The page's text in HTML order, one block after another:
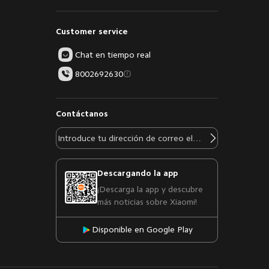
Customer service
Chat en tiempo real
8002692630
Contáctanos
Descargando la app
¡Descarga la app y descubre
más noticias sobre Xiaomi!
Disponible en Google Play